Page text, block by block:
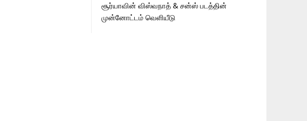
சூர்யாவின் விஸ்வநாத் & சன்ஸ் படத்தின்
முன்னோட்டம் வெளியீடு